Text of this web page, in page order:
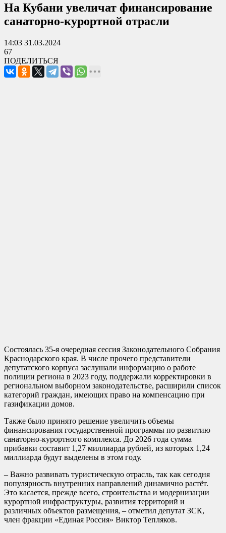
На Кубани увеличат финансирование
санаторно-курортной отрасли
14:03 31.03.2024
67
ПОДЕЛИТЬСЯ
Состоялась 35-я очередная сессия Законодательного Собрания
Краснодарского края. В числе прочего представители
депутатского корпуса заслушали информацию о работе
полиции региона в 2023 году, поддержали корректировки в
региональном выборном законодательстве, расширили список
категорий граждан, имеющих право на компенсацию при
газификации домов.
Также было принято решение увеличить объемы
финансирования государственной программы по развитию
санаторно-курортного комплекса. До 2026 года сумма
прибавки составит 1,27 миллиарда рублей, из которых 1,24
миллиарда будут выделены в этом году.
– Важно развивать туристическую отрасль, так как сегодня
популярность внутренних направлений динамично растёт.
Это касается, прежде всего, строительства и модернизации
курортной инфраструктуры, развития территорий и
различных объектов размещения, – отметил депутат ЗСК,
член фракции «Единая Россия» Виктор Тепляков.